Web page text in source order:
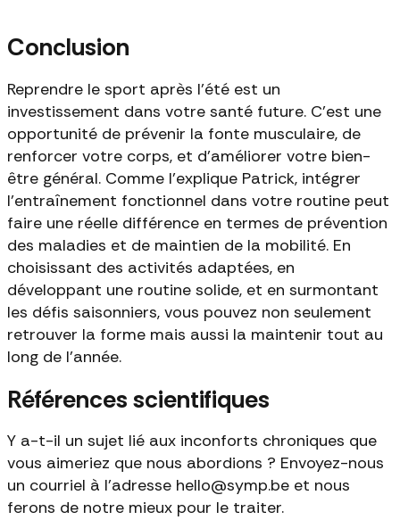
Conclusion
Reprendre le sport après l’été est un
investissement dans votre santé future. C’est une
opportunité de prévenir la fonte musculaire, de
renforcer votre corps, et d'améliorer votre bien-
être général. Comme l'explique Patrick, intégrer
l’entraînement fonctionnel dans votre routine peut
faire une réelle différence en termes de prévention
des maladies et de maintien de la mobilité. En
choisissant des activités adaptées, en
développant une routine solide, et en surmontant
les défis saisonniers, vous pouvez non seulement
retrouver la forme mais aussi la maintenir tout au
long de l'année.
Références scientifiques
Y a-t-il un sujet lié aux inconforts chroniques que
vous aimeriez que nous abordions ? Envoyez-nous
un courriel à l'adresse hello@symp.be et nous
ferons de notre mieux pour le traiter.